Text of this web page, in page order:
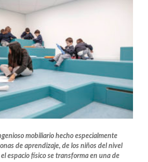
mobiliario hecho especialmente
de aprendizaje, de los niños del nivel
espacio físico se transforma en una de